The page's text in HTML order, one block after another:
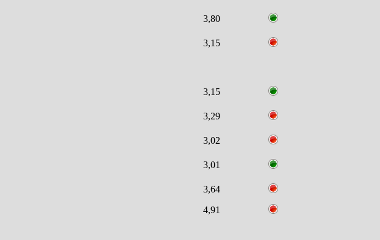
3,80
3,15
3,15
3,29
3,02
3,01
3,64
4,91